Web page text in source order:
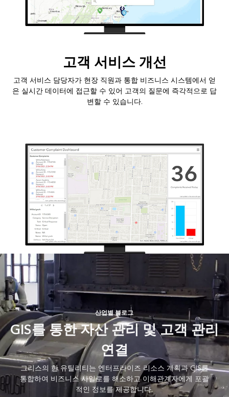
고객 서비스 개선
고객 서비스 담당자가 현장 직원과 통합 비즈니스 시스템에서 얻
은 실시간 데이터에 접근할 수 있어 고객의 질문에 즉각적으로 답
변할 수 있습니다.
산업별 블로그
GIS를 통한 자산 관리 및 고객 관리
연결
그리스의 한 유틸리티는 엔터프라이즈 리소스 계획과 GIS를
통합하여 비즈니스 사일로를 해소하고 이해관계자에게 포괄
적인 정보를 제공합니다.